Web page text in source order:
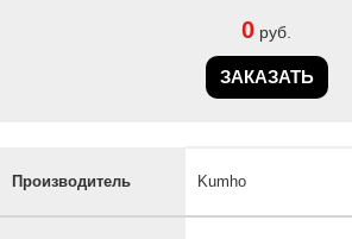
0 руб.
ЗАКАЗАТЬ
Производитель Kumho